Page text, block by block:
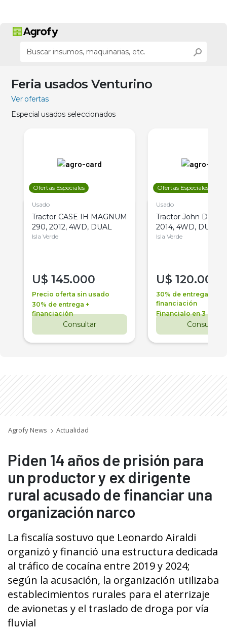
Feria usados Venturino
Ver ofertas
Especial usados seleccionados
Ofertas Especiales
Usado
Tractor CASE IH MAGNUM
290, 2012, 4WD, DUAL
Isla Verde
U$ 145.000
Precio oferta sin usado
30% de entrega +
financiación
Consultar
Ofertas Especiales
Usado
Tractor John Deere
2014, 4WD, DUAL
Isla Verde
U$ 120.000
30% de entrega +
financiación
Financialo en 3 años
Consultar
Agrofy News Actualidad
Piden 14 años de prisión para
un productor y ex dirigente
rural acusado de financiar una
organización narco
La fiscalía sostuvo que Leonardo Airaldi
organizó y financió una estructura dedicada
al tráfico de cocaína entre 2019 y 2024;
según la acusación, la organización utilizaba
establecimientos rurales para el aterrizaje
de avionetas y el traslado de droga por vía
fluvial